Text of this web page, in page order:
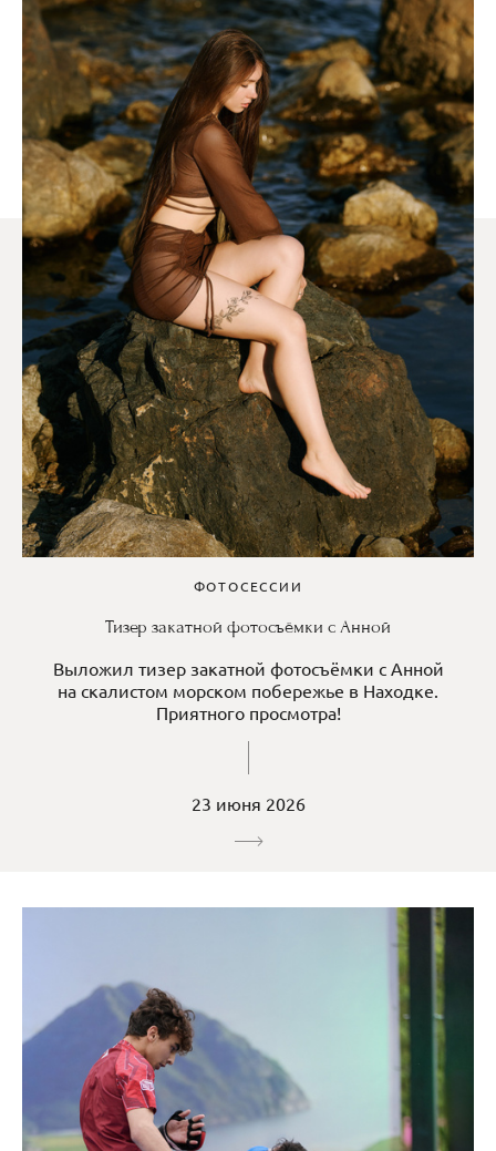
ФОТОСЕССИИ
Тизер закатной фотосъёмки с Анной
Выложил тизер закатной фотосъёмки с Анной
на скалистом морском побережье в Находке.
Приятного просмотра!
23 июня 2026